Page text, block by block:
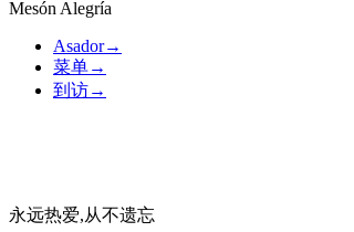
Mesón Alegría
Asador→
菜单→
到访→
永远热爱,从不遗忘